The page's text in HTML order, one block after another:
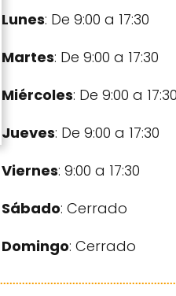
Lunes: De 9:00 a 17:30
Martes: De 9:00 a 17:30
Miércoles: De 9:00 a 17:30
Jueves: De 9:00 a 17:30
Viernes: 9:00 a 17:30
Sábado: Cerrado
Domingo: Cerrado